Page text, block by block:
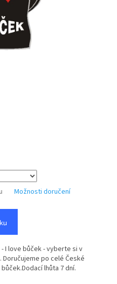
Možnosti doručení
I love bůček - vyberte si v
po celé České
lhůta 7 dní.